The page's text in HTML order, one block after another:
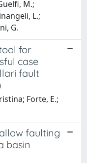
M.;
L.;
G.
for
case
fault
Forte, E.;
faulting
basin